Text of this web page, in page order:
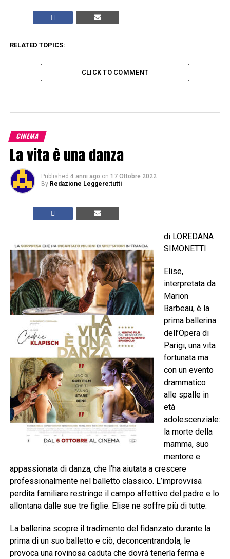
RELATED TOPICS:
CLICK TO COMMENT
CINEMA
La vita è una danza
Published 4 anni ago on 17 Ottobre 2022
By Redazione Leggere:tutti
di LOREDANA
SIMONETTI
Elise,
interpretata da
Marion
Barbeau, è la
prima ballerina
dell’Opera di
Parigi, una vita
fortunata ma
con un evento
drammatico
alle spalle in
età
adolescenziale:
la morte della
mamma, suo
mentore e
appassionata di danza, che l’ha aiutata a crescere
professionalmente nel balletto classico. L’improvvisa
perdita familiare restringe il campo affettivo del padre e lo
allontana dalle sue tre figlie. Elise ne soffre più di tutte.
La ballerina scopre il tradimento del fidanzato durante la
prima di un suo balletto e ciò, deconcentrandola, le
provoca una rovinosa caduta che dovrà tenerla ferma e